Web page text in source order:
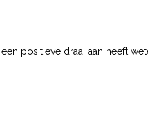
positieve draai aan heeft